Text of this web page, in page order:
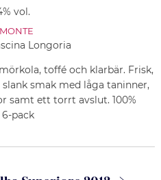
vol.
Longoria
toffé och klarbär. Frisk,
smak med låga taninner,
samt ett torrt avslut. 100%
6-pack